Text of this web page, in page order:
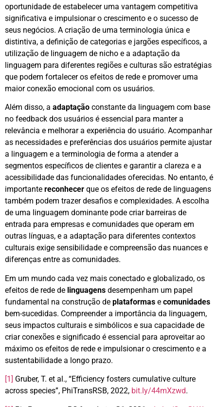
oportunidade de estabelecer uma vantagem competitiva
significativa e impulsionar o crescimento e o sucesso de
seus negócios. A criação de uma terminologia única e
distintiva, a definição de categorias e jargões específicos, a
utilização de linguagem de nicho e a adaptação da
linguagem para diferentes regiões e culturas são estratégias
que podem fortalecer os efeitos de rede e promover uma
maior conexão emocional com os usuários.
Além disso, a adaptação constante da linguagem com base
no feedback dos usuários é essencial para manter a
relevância e melhorar a experiência do usuário. Acompanhar
as necessidades e preferências dos usuários permite ajustar
a linguagem e a terminologia de forma a atender a
segmentos específicos de clientes e garantir a clareza e a
acessibilidade das funcionalidades oferecidas. No entanto, é
importante reconhecer que os efeitos de rede de linguagens
também podem trazer desafios e complexidades. A escolha
de uma linguagem dominante pode criar barreiras de
entrada para empresas e comunidades que operam em
outras línguas, e a adaptação para diferentes contextos
culturais exige sensibilidade e compreensão das nuances e
diferenças entre as comunidades.
Em um mundo cada vez mais conectado e globalizado, os
efeitos de rede de linguagens desempenham um papel
fundamental na construção de plataformas e comunidades
bem-sucedidas. Compreender a importância da linguagem,
seus impactos culturais e simbólicos e sua capacidade de
criar conexões e significado é essencial para aproveitar ao
máximo os efeitos de rede e impulsionar o crescimento e a
sustentabilidade a longo prazo.
[1] Gruber, T. et al., “Efficiency fosters cumulative culture
across species”, PhiTransRSB, 2022, bit.ly/44mXzwd.